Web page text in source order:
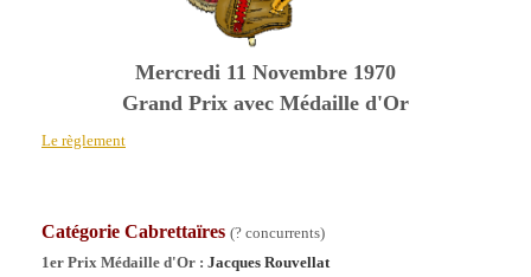
Mercredi 11 Novembre 1970
Grand Prix avec Médaille d'Or
Le règlement
Catégorie Cabrettaïres (? concurrents)
1er Prix Médaille d'Or : Jacques Rouvellat